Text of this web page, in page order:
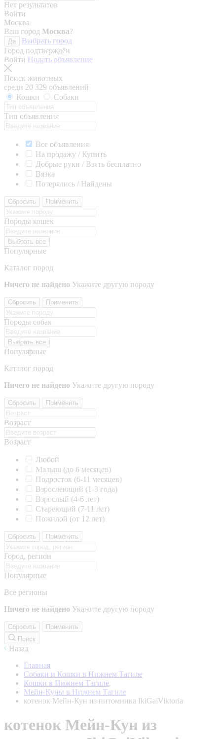
Нет результатов
Войти
Москва
Ваш город Москва?
Да
Выбрать город
Город подтверждён
Войти Подать объявление
Поиск животных
среди 20 329 объявлений
Кошки
Собаки
Тип объявления
Все объявления
На продажу / Купить
Добрые руки / Взять бесплатно
Вязка
Потерялись / Найдены
Сбросить Применить
Породы кошек
Выбрать все
Популярные
Каталог пород
Ничего не найдено Укажите другую породу
Сбросить Применить
Породы собак
Выбрать все
Популярные
Каталог пород
Ничего не найдено Укажите другую породу
Сбросить Применить
Возраст
Возраст
Любой
Малыш (до 6 месяцев)
Подросток (6-11 месяцев)
Взрослеющий (1-3 года)
Взрослый (4-6 лет)
Стареющий (7-11 лет)
Пожилой (от 12 лет)
Сбросить Применить
Город, регион
Популярные
Все регионы
Ничего не найдено Укажите другую породу
Сбросить
Применить
Поиск
Назад
Главная
Собаки и Кошки в Нижнем Тагиле
Кошки в Нижнем Тагиле
Мейн-Куны в Нижнем Тагиле
котенок Мейн-Кун из питомника IkiGaiViktoria
котенок Мейн-Кун из